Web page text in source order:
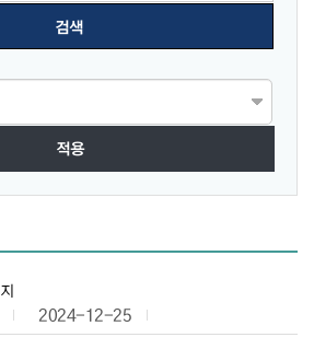
적용
제목, 작성자, 조회수, 등록일로 나열 되고
2024-12-25